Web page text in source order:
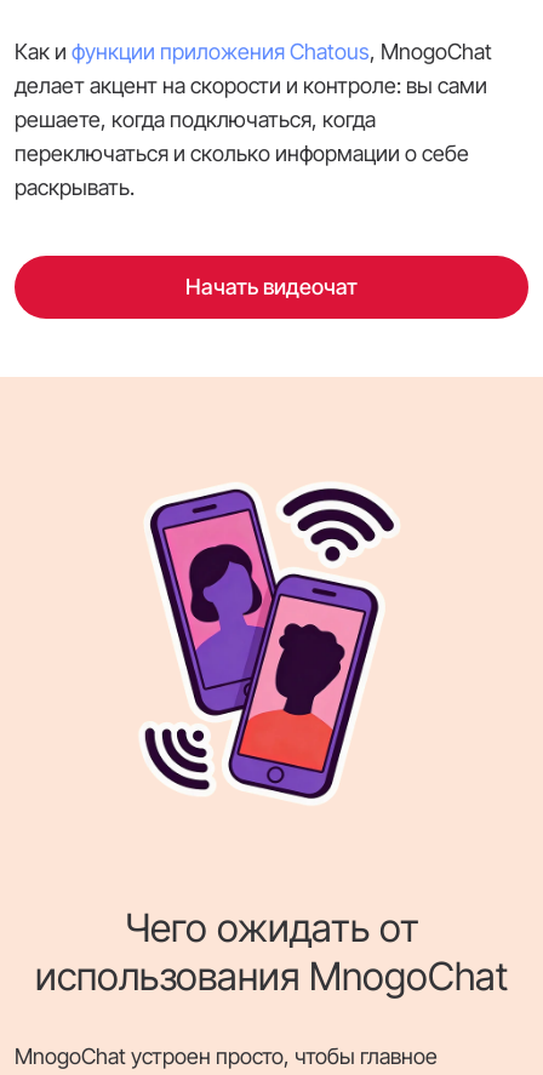
Как и функции приложения Chatous, MnogoChat
делает акцент на скорости и контроле: вы сами
решаете, когда подключаться, когда
переключаться и сколько информации о себе
раскрывать.
Начать видеочат
Чего ожидать от
использования MnogoChat
MnogoChat устроен просто, чтобы главное